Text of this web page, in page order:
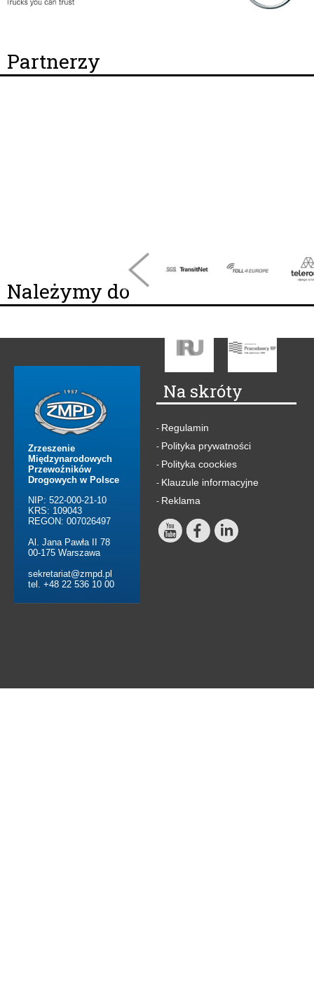
Partnerzy
Należymy do
Zrzeszenie
Międzynarodowych
Przewoźników
Drogowych w Polsce
NIP: 522-000-21-10
KRS: 109043
REGON: 007026497
Al. Jana Pawła II 78
00-175 Warszawa
sekretariat@zmpd.pl
tel. +48 22 536 10 00
Na skróty
- Regulamin
- Polityka prywatności
- Polityka coockies
- Klauzule informacyjne
- Reklama